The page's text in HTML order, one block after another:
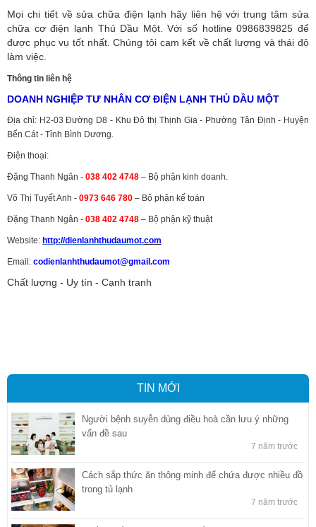
Mọi chi tiết về sửa chữa điện lạnh hãy liên hệ với trung tâm sửa
chữa cơ điện lạnh Thủ Dầu Một. Với số hotline 0986839825 để
được phục vụ tốt nhất. Chúng tôi cam kết về chất lượng và thái độ
làm việc.
Thông tin liên hệ
DOANH NGHIỆP TƯ NHÂN CƠ ĐIỆN LẠNH THỦ DẦU MỘT
Địa chỉ: H2-03 Đường D8 - Khu Đô thị Thịnh Gia - Phường Tân Định - Huyện
Bến Cát - Tỉnh Bình Dương.
Điện thoại:
Đặng Thanh Ngân - 038 402 4748 – Bộ phận kinh doanh.
Võ Thị Tuyết Anh - 0973 646 780 – Bộ phận kế toán
Đặng Thanh Ngân - 038 402 4748 – Bộ phận kỹ thuật
Website: http://dienlanhthudaumot.com
Email: codienlanhthudaumot@gmail.com
Chất lượng - Uy tín - Cạnh tranh
TIN MỚI
Người bệnh suyễn dùng điều hoà cần lưu ý những
vấn đề sau
7 năm trước
Cách sắp thức ăn thông minh để chứa được nhiều đồ
trong tủ lạnh
7 năm trước